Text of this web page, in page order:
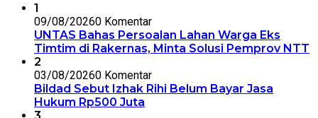
1
09/08/20260 Komentar
UNTAS Bahas Persoalan Lahan Warga Eks
Timtim di Rakernas, Minta Solusi Pemprov NTT
2
03/08/20260 Komentar
Bildad Sebut Izhak Rihi Belum Bayar Jasa
Hukum Rp500 Juta